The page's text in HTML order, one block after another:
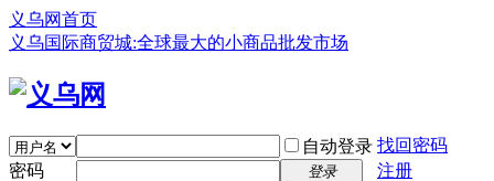
义乌网首页
义乌国际商贸城:全球最大的小商品批发市场
自动登录 找回密码
密码
登录 注册